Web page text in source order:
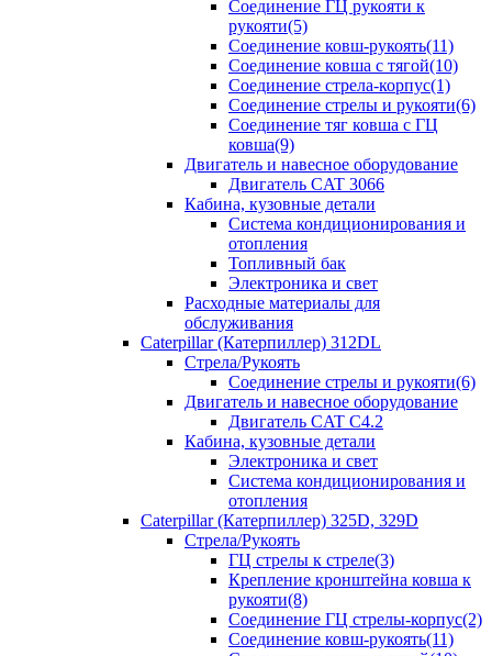
Соединение ГЦ рукояти к
рукояти(5)
Соединение ковш-рукоять(11)
Соединение ковша с тягой(10)
Соединение стрела-корпус(1)
Соединение стрелы и рукояти(6)
Соединение тяг ковша с ГЦ
ковша(9)
Двигатель и навесное оборудование
Двигатель CAT 3066
Кабина, кузовные детали
Система кондиционирования и
отопления
Топливный бак
Электроника и свет
Расходные материалы для
обслуживания
Caterpillar (Катерпиллер) 312DL
Стрела/Рукоять
Соединение стрелы и рукояти(6)
Двигатель и навесное оборудование
Двигатель CAT С4.2
Кабина, кузовные детали
Электроника и свет
Система кондиционирования и
отопления
Caterpillar (Катерпиллер) 325D, 329D
Стрела/Рукоять
ГЦ стрелы к стреле(3)
Крепление кронштейна ковша к
рукояти(8)
Соединение ГЦ стрелы-корпус(2)
Соединение ковш-рукоять(11)